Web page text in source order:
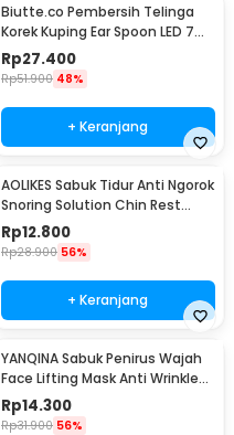
Biutte.co Pembersih Telinga
Korek Kuping Ear Spoon LED 7
PCS - JC9
Rp27.400
Rp51.900 48%
+ Keranjang
AOLIKES Sabuk Tidur Anti Ngorok
Snoring Solution Chin Rest
Band Strap - 2107
Rp12.800
Rp28.900 56%
+ Keranjang
YANQINA Sabuk Penirus Wajah
Face Lifting Mask Anti Wrinkle
Belt - TZ19
Rp14.300
Rp31.900 56%